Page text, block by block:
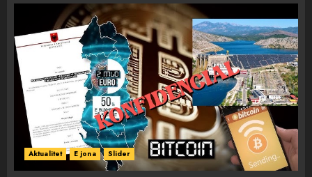
Aktualitet E jona Slider